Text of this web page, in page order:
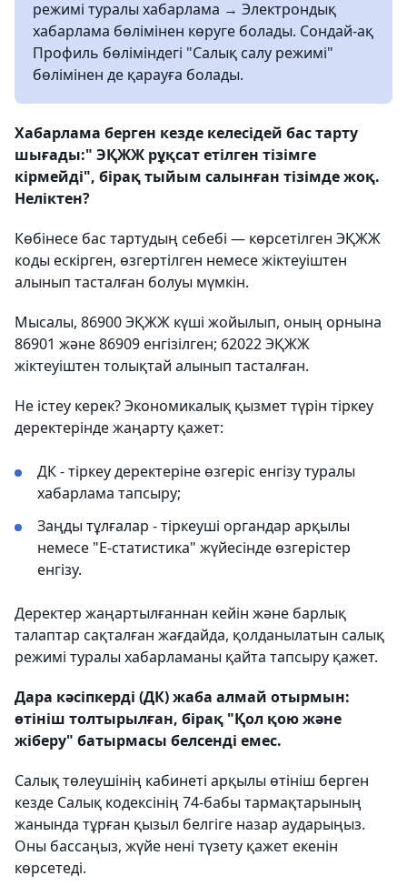
режимі туралы хабарлама → Электрондық
хабарлама бөлімінен көруге болады. Сондай-ақ
Профиль бөліміндегі "Салық салу режимі"
бөлімінен де қарауға болады.
Хабарлама берген кезде келесідей бас тарту
шығады:" ЭҚЖЖ рұқсат етілген тізімге
кірмейді", бірақ тыйым салынған тізімде жоқ.
Неліктен?
Көбінесе бас тартудың себебі — көрсетілген ЭҚЖЖ
коды ескірген, өзгертілген немесе жіктеуіштен
алынып тасталған болуы мүмкін.
Мысалы, 86900 ЭҚЖЖ күші жойылып, оның орнына
86901 және 86909 енгізілген; 62022 ЭҚЖЖ
жіктеуіштен толықтай алынып тасталған.
Не істеу керек? Экономикалық қызмет түрін тіркеу
деректерінде жаңарту қажет:
ДК - тіркеу деректеріне өзгеріс енгізу туралы
хабарлама тапсыру;
Заңды тұлғалар - тіркеуші органдар арқылы
немесе "Е-статистика" жүйесінде өзгерістер
енгізу.
Деректер жаңартылғаннан кейін және барлық
талаптар сақталған жағдайда, қолданылатын салық
режимі туралы хабарламаны қайта тапсыру қажет.
Дара кәсіпкерді (ДК) жаба алмай отырмын:
өтініш толтырылған, бірақ "Қол қою және
жіберу" батырмасы белсенді емес.
Салық төлеушінің кабинетi арқылы өтініш берген
кезде Салық кодексінің 74-бабы тармақтарының
жанында тұрған қызыл белгіге назар аударыңыз.
Оны бассаңыз, жүйе нені түзету қажет екенін
көрсетеді.